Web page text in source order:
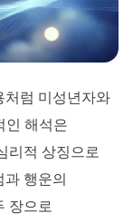
처럼 미성년자와
인 해석은
리적 상징으로
행운의
장으로